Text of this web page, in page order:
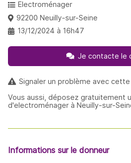
Electroménager
92200 Neuilly-sur-Seine
13/12/2024 à 16h47
Je contacte le
Signaler un problème avec cette
Vous aussi, déposez gratuitement
d'electroménager à Neuilly-sur-
Informations sur le donneur